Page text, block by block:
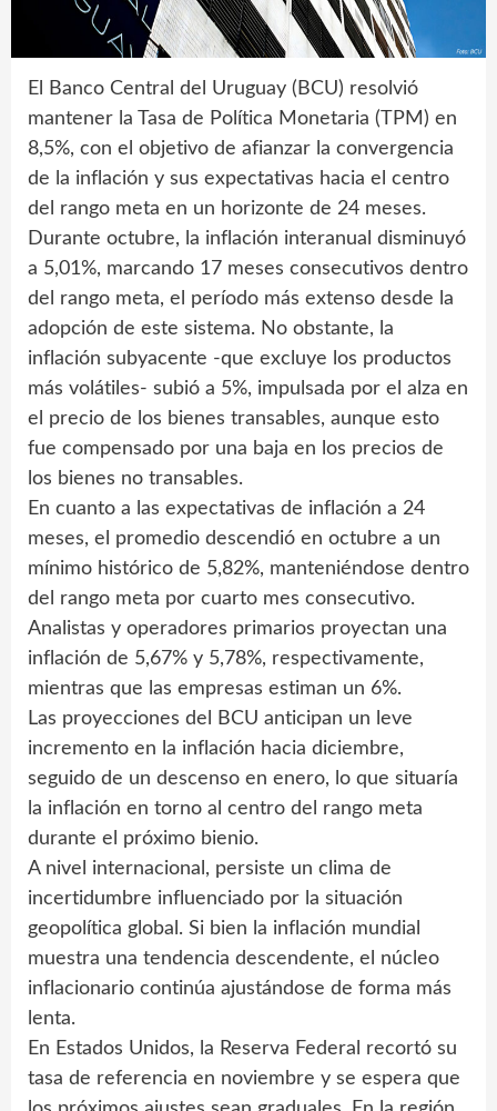
El Banco Central del Uruguay (BCU) resolvió
mantener la Tasa de Política Monetaria (TPM) en
8,5%, con el objetivo de afianzar la convergencia
de la inflación y sus expectativas hacia el centro
del rango meta en un horizonte de 24 meses.
Durante octubre, la inflación interanual disminuyó
a 5,01%, marcando 17 meses consecutivos dentro
del rango meta, el período más extenso desde la
adopción de este sistema. No obstante, la
inflación subyacente -que excluye los productos
más volátiles- subió a 5%, impulsada por el alza en
el precio de los bienes transables, aunque esto
fue compensado por una baja en los precios de
los bienes no transables.
En cuanto a las expectativas de inflación a 24
meses, el promedio descendió en octubre a un
mínimo histórico de 5,82%, manteniéndose dentro
del rango meta por cuarto mes consecutivo.
Analistas y operadores primarios proyectan una
inflación de 5,67% y 5,78%, respectivamente,
mientras que las empresas estiman un 6%.
Las proyecciones del BCU anticipan un leve
incremento en la inflación hacia diciembre,
seguido de un descenso en enero, lo que situaría
la inflación en torno al centro del rango meta
durante el próximo bienio.
A nivel internacional, persiste un clima de
incertidumbre influenciado por la situación
geopolítica global. Si bien la inflación mundial
muestra una tendencia descendente, el núcleo
inflacionario continúa ajustándose de forma más
lenta.
En Estados Unidos, la Reserva Federal recortó su
tasa de referencia en noviembre y se espera que